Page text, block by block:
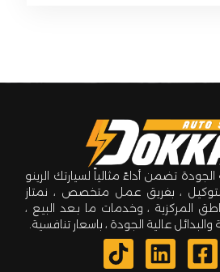
تضمن أداءً مثالياً لسيارتك الرينو
، بفريق عمل متخصص ، نمتاز
المركزية ، وخدمات ما بـعد البيع ،
عالية الجودة ، باسعار تنافسية.